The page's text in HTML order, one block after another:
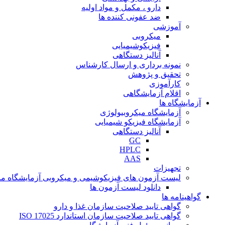
دارو ، مکمل و مواد اولیه
ضد عفونی کننده ها
آموزشی
میکروبی
فیزیکوشیمیایی
آنالیز دستگاهی
نمونه برداری و ارسال کارشناس
تحقیق و پژوهش
کارآموزی
اقلام آزمایشگاهی
آزمایشگاه ها
آزمایشگاه میکروبیولوژی
آزمایشگاه فیزیکو شیمیایی
آنالیز دستگاهی
GC
HPLC
AAS
تجهیزات
لیست آزمون های فیزیکوشیمی و میکروبی آزمایشگاه
دانلود لیست آزمون ها
گواهینامه ها
گواهی تایید صلاحیت سازمان غذا و دارو
گواهی تایید صلاحیت سازمان استاندارد ISO 17025